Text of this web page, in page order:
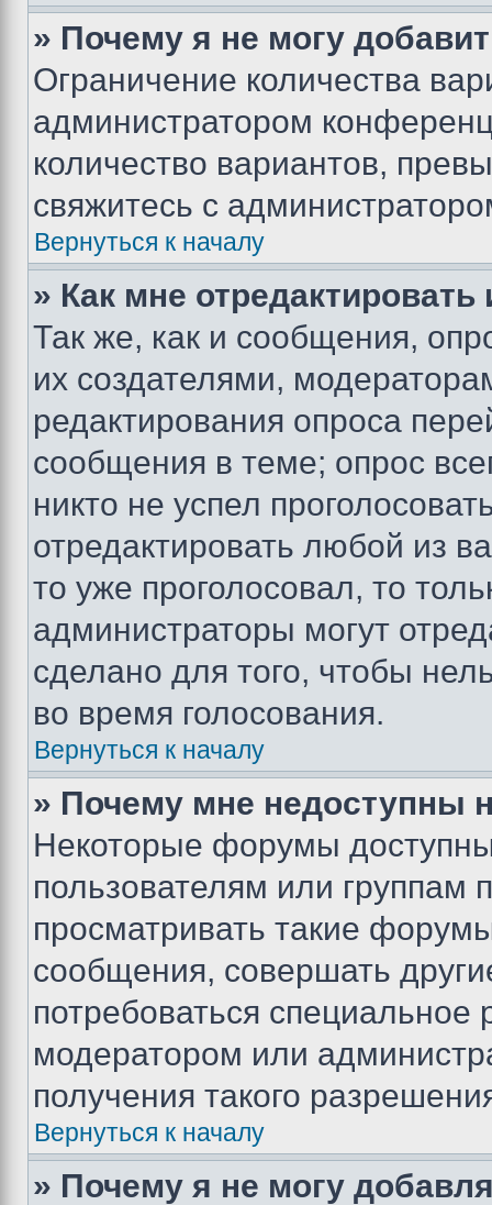
» Почему я не могу
Ограничение количества
администратором
количество вариантов,
свяжитесь с
Вернуться к началу
» Как мне
Так же, как и сообщения,
их создателями,
редактирования опроса
сообщения в теме; опрос
никто не успел
отредактировать любой из
то уже проголосовал, то
администраторы могут
сделано для того, чтобы
во время голосования.
Вернуться к началу
» Почему мне недоступны
Некоторые форумы
пользователям или группам
просматривать такие
сообщения, совершать
потребоваться
модератором или
получения такого
Вернуться к началу
» Почему я не могу